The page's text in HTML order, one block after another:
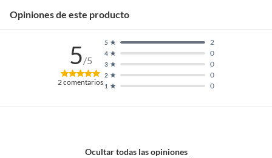
Opiniones de este producto
5/5
2comentarios 1 0
2 0
3 0
4 0
5 2
Ocultar todas las opiniones